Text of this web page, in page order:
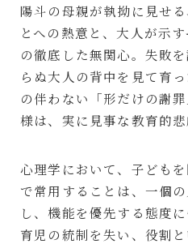
陽斗の母親が執拗に見せ
とへの熱意と、大人が示
の徹底した無関心。失敗
らぬ大人の背中を見て育
の伴わない「形だけの謝
様は、実に見事な教育的悲
心理学において、子ども
で常用することは、一個
し、機能を優先する態度
育児の統制を失い、役割